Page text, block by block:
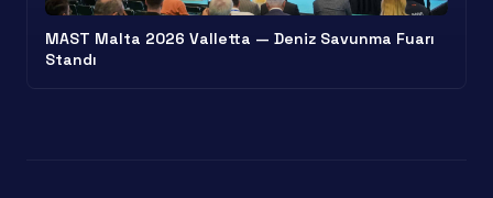
MAST Malta 2026 Valletta — Deniz Savunma Fuarı
Standı